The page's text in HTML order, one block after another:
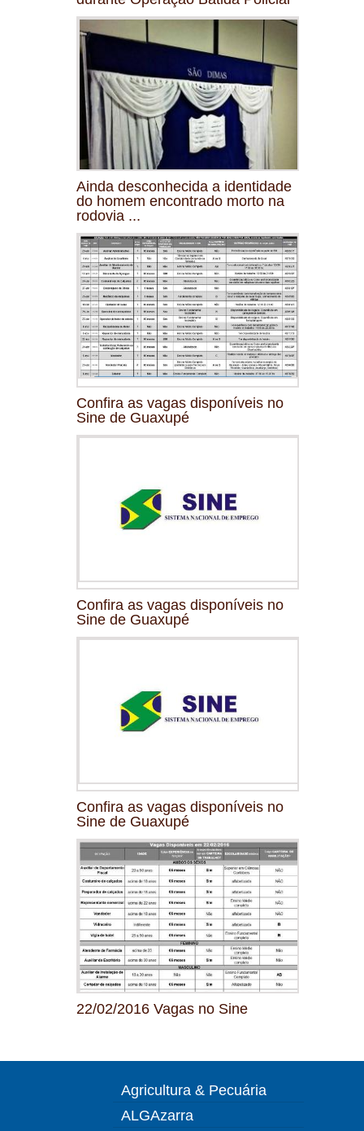
Ainda desconhecida a identidade
do homem encontrado morto na
rodovia ...
Confira as vagas disponíveis no
Sine de Guaxupé
Confira as vagas disponíveis no
Sine de Guaxupé
Confira as vagas disponíveis no
Sine de Guaxupé
22/02/2016 Vagas no Sine
Agricultura & Pecuária
ALGAzarra